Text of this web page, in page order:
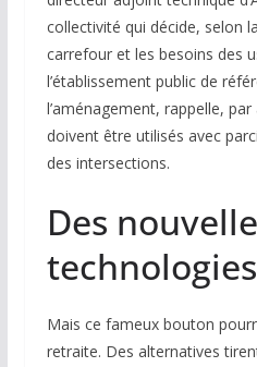
collectivité qui décide, selon
carrefour et les besoins des
l’établissement public de
l’aménagement, rappelle,
doivent être utilisés avec
des intersections.
Des
Mais ce fameux bouton
retraite. Des alternatives